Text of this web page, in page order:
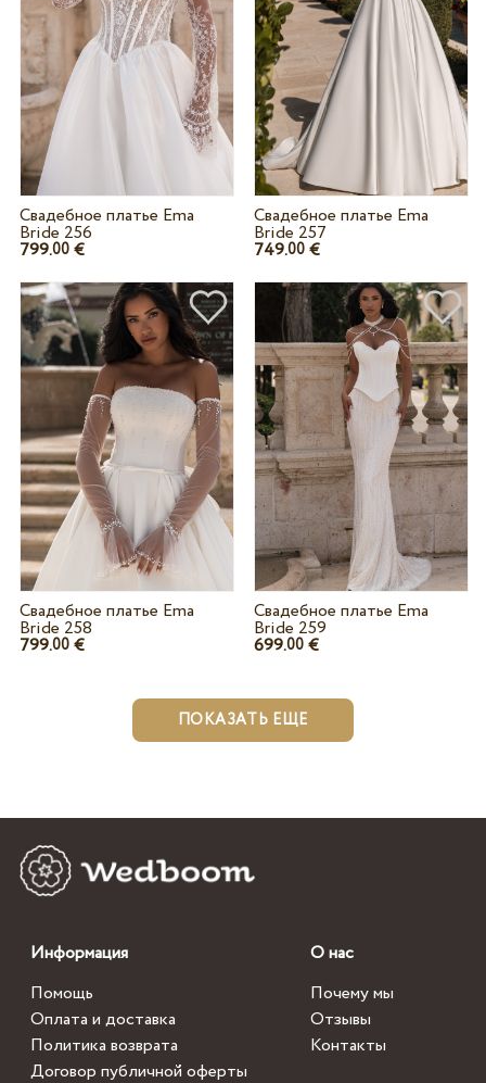
Свадебное платье Ema
Bride 256
799.00€
Свадебное платье Ema
Bride 257
749.00 €
Свадебное платье Ema
Bride 258
799.00€
Свадебное платье Ema
Bride 259
699.00 €
ПОКАЗАТЬ ЕЩЕ
Информация
Помощь
Оплата и доставка
Политика возврата
Договор публичной оферты
О нас
Почему мы
Отзывы
Контакты